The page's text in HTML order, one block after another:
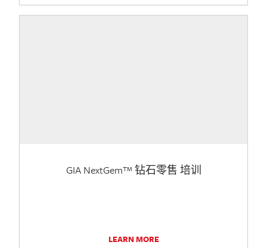
GIA NextGem™ 钻石零售 培训
LEARN MORE